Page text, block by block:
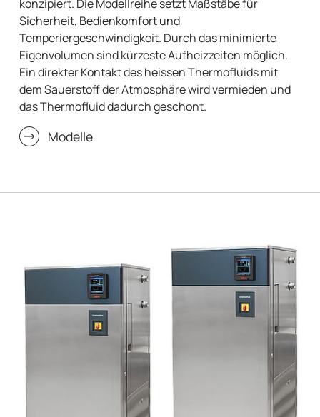
konzipiert. Die Modellreihe setzt Maßstäbe für
Sicherheit, Bedienkomfort und
Temperiergeschwindigkeit. Durch das minimierte
Eigenvolumen sind kürzeste Aufheizzeiten möglich.
Ein direkter Kontakt des heissen Thermofluids mit
dem Sauerstoff der Atmosphäre wird vermieden und
das Thermofluid dadurch geschont.
Modelle